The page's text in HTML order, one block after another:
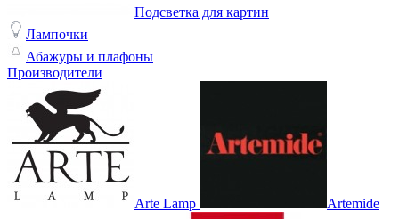
Подсветка для картин
Лампочки
Абажуры и плафоны
Производители
Arte Lamp Artemide